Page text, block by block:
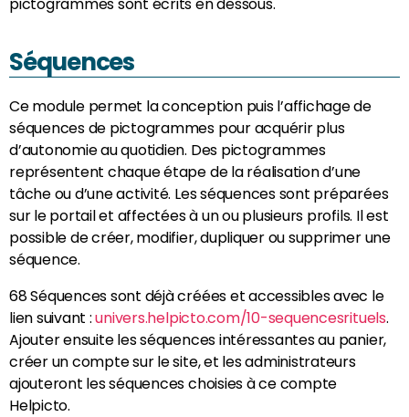
Séquences
Ce module permet la conception puis l’affichage de
séquences de pictogrammes pour acquérir plus
d’autonomie au quotidien. Des pictogrammes
représentent chaque étape de la réalisation d’une
tâche ou d’une activité. Les séquences sont préparées
sur le portail et affectées à un ou plusieurs profils. Il est
possible de créer, modifier, dupliquer ou supprimer une
séquence.
68 Séquences sont déjà créées et accessibles avec le
lien suivant :univers.helpicto.com/10-sequencesrituels.
Ajouter ensuite les séquences intéressantes au panier,
créer un compte sur le site, et les administrateurs
ajouteront les séquences choisies à ce compte
Helpicto.